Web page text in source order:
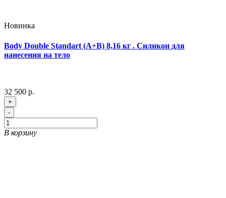
Новинка
Body Double Standart (A+B) 8,16 кг . Силикон для
нанесения на тело
32 500 р.
+
-
В корзину